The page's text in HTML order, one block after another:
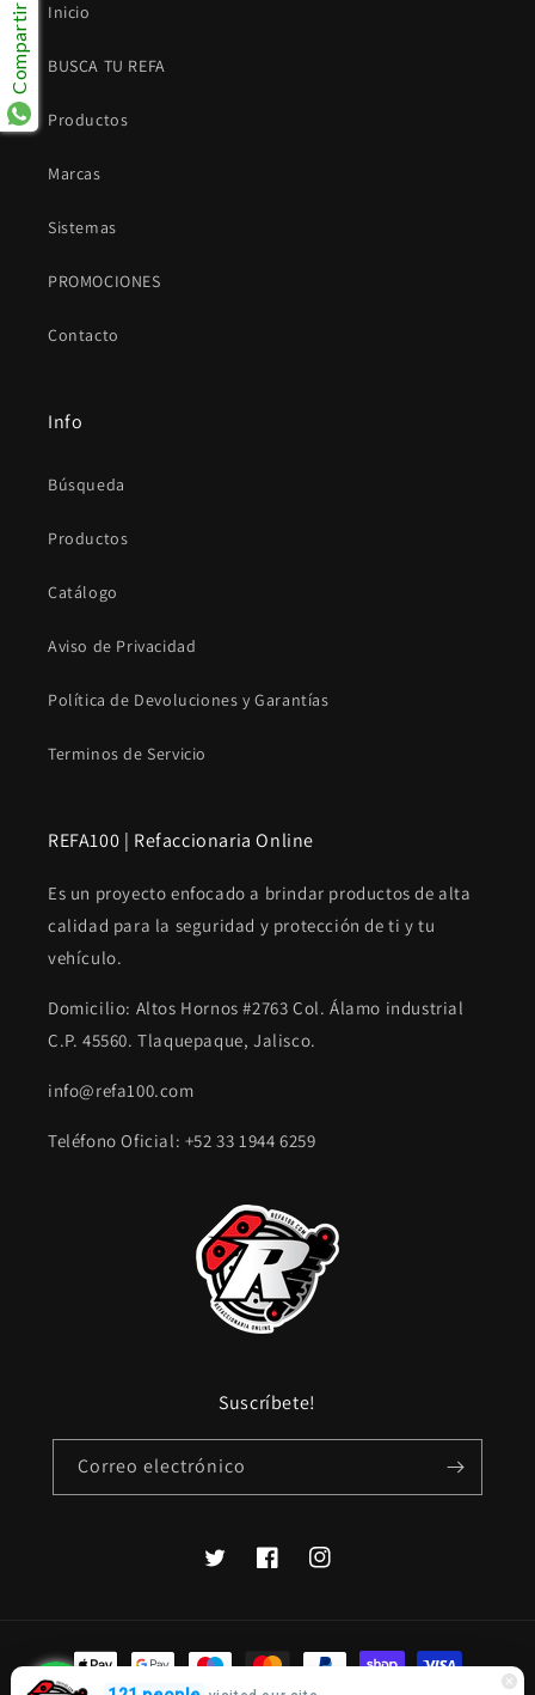
Inicio
BUSCA TU REFA
Productos
Marcas
Sistemas
PROMOCIONES
Contacto
Info
Búsqueda
Productos
Catálogo
Aviso de Privacidad
Política de Devoluciones y Garantías
Terminos de Servicio
REFA100 | Refaccionaria Online
Es un proyecto enfocado a brindar productos de alta
calidad para la seguridad y protección de ti y tu
vehículo.
Domicilio: Altos Hornos #2763 Col. Álamo industrial
C.P. 45560. Tlaquepaque, Jalisco.
info@refa100.com
Teléfono Oficial: +52 33 1944 6259
Suscríbete!
Correo electrónico
TwitterFacebookInstagram
Formas
de
Compartir